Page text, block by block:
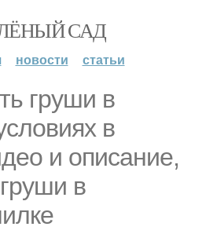
САД
новости статьи
груши в
в
и описание,
в